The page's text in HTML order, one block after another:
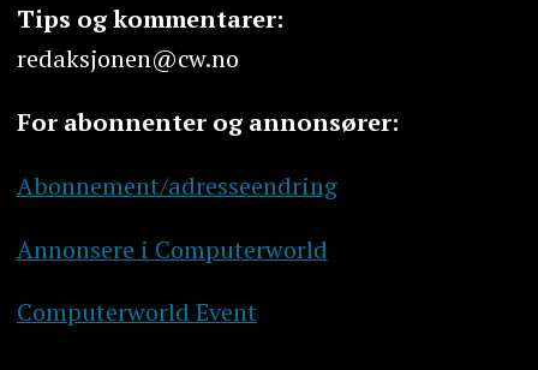
Tips og kommentarer:
redaksjonen@cw.no
For abonnenter og annonsører:
Abonnement/adresseendring
Annonsere i Computerworld
Computerworld Event